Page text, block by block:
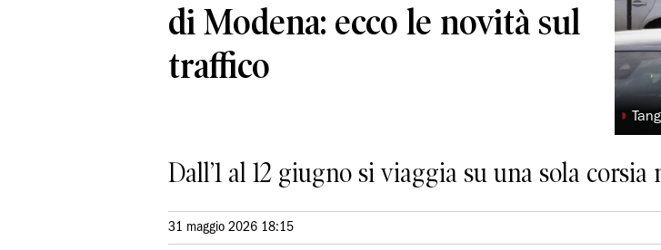
di Modena: ecco le novità sul
traffico
◗
Dall’1 al 12 giugno si viaggia su una sola
31 maggio 2026 18:15